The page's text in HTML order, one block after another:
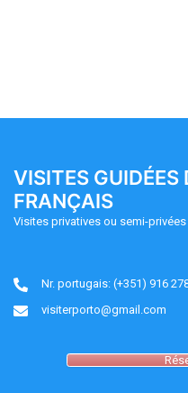
VISITES GUIDÉES
FRANÇAIS
Visites privatives ou semi-
Nr. portugais: (+351) 916
visiterporto@gmail.com